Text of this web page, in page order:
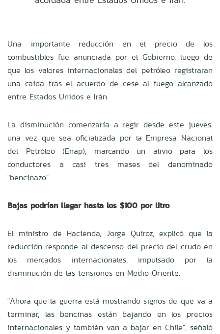
Una importante reducción en el precio de los
combustibles fue anunciada por el Gobierno, luego de
que los valores internacionales del petróleo registraran
una caída tras el acuerdo de cese al fuego alcanzado
entre Estados Unidos e Irán.
La disminución comenzaría a regir desde este jueves,
una vez que sea oficializada por la Empresa Nacional
del Petróleo (Enap), marcando un alivio para los
conductores a casi tres meses del denominado
"bencinazo".
Bajas podrían llegar hasta los $100 por litro
El ministro de Hacienda, Jorge Quiroz, explicó que la
reducción responde al descenso del precio del crudo en
los mercados internacionales, impulsado por la
disminución de las tensiones en Medio Oriente.
"Ahora que la guerra está mostrando signos de que va a
terminar, las bencinas están bajando en los precios
internacionales y también van a bajar en Chile", señaló